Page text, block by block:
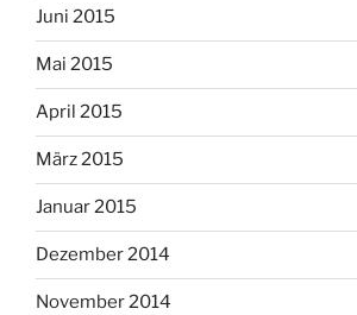
Juni 2015
Mai 2015
April 2015
März 2015
Januar 2015
Dezember 2014
November 2014